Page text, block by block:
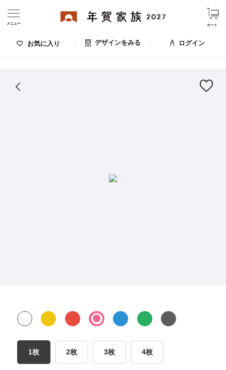
お気に入り デザインをみる
カート
ログイン
メニュー
デザインをみる
お問い合わせ
1枚 2枚 3枚 4枚